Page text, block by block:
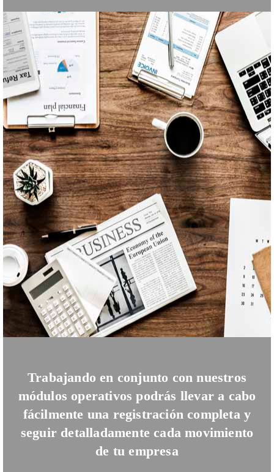
Trabajando en conjunto con nuestros
módulos operativos podrás llevar a cabo
fácilmente una registración completa y
seguir detalladamente cada movimiento
de tu empresa